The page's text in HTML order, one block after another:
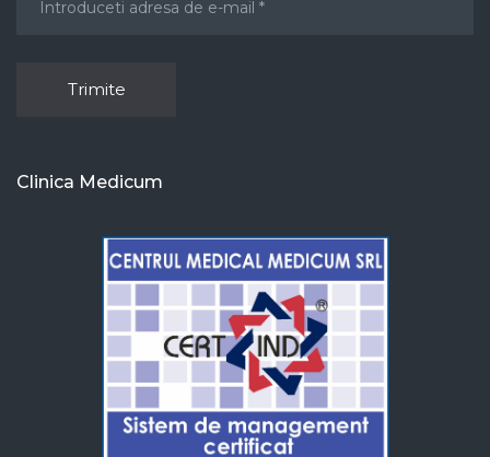
Clinica Medicum